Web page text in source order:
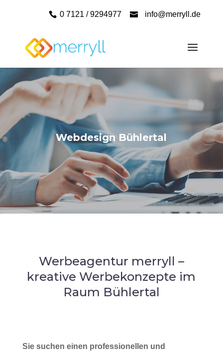
0 7121 / 9294977 info@merryll.de
Webdesign Bühlertal
Werbeagentur merryll –
kreative Werbekonzepte im
Raum Bühlertal
Sie suchen einen professionellen und